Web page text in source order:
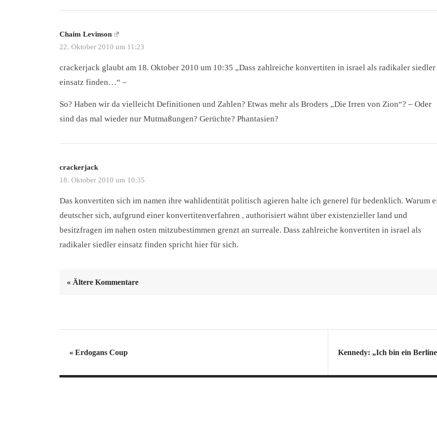
Chaim Levinson
22. Oktober 2010 um 11:23
crackerjack glaubt am 18. Oktober 2010 um 10:35 „Dass zahlreiche konvertiten in israel als radikaler siedler
einsatz finden…“ –
So? Haben wir da vielleicht Definitionen und Zahlen? Etwas mehr als Broders „Die Irren von Zion“? – Oder
sind das mal wieder nur Mutmaßungen? Gerüchte? Phantasien?
crackerjack
18. Oktober 2010 um 10:35
Das konvertiten sich im namen ihre wahlidentität politisch agieren halte ich generel für bedenklich. Warum
deutscher sich, aufgrund einer konvertitenverfahren , authorisiert wähnt über existenzieller land und
besitzfragen im nahen osten mitzubestimmen grenzt an surreale. Dass zahlreiche konvertiten in israel als
radikaler siedler einsatz finden spricht hier für sich.
« Ältere Kommentare
« Erdogans Coup Kennedy: „Ich bin ein